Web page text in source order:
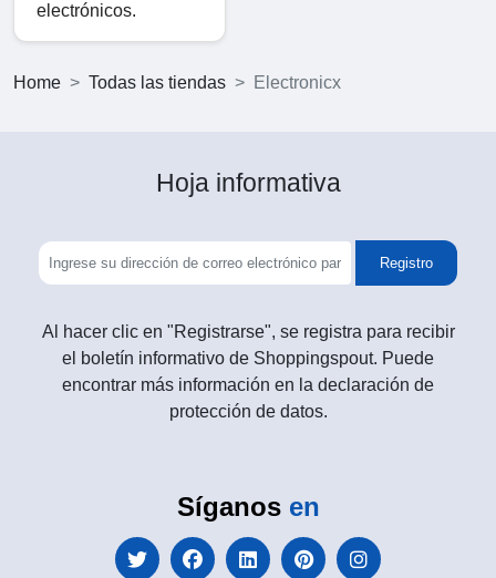
electrónicos.
Home Todas las tiendas Electronicx
Hoja informativa
Registro
Al hacer clic en "Registrarse", se registra para recibir
el boletín informativo de Shoppingspout. Puede
encontrar más información en la declaración de
protección de datos.
Síganos en